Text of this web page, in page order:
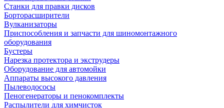
Станки для правки дисков
Борторасширители
Вулканизаторы
Приспособления и запчасти для шиномонтажного
оборудования
Бустеры
Нарезка протектора и экструдеры
Оборудование для автомойки
Аппараты высокого давления
Пылеводососы
Пеногенераторы и пенокомплекты
Распылители для химчисток